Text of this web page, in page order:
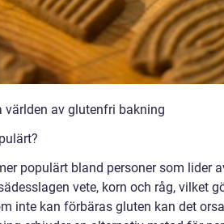
av glutenfri bakning
populärt bland personer som lider
vete, korn och råg, vilket
inte kan förbäras gluten kan det